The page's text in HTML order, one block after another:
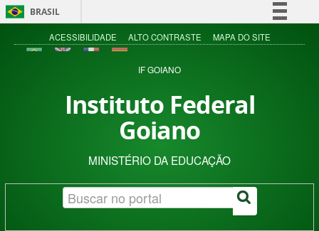
BRASIL
Simplifique!
Acesso à informação
ACESSIBILIDADE ALTO CONTRASTE MAPA DO SITE
IF GOIANO
Instituto Federal
Goiano
MINISTÉRIO DA EDUCAÇÃO